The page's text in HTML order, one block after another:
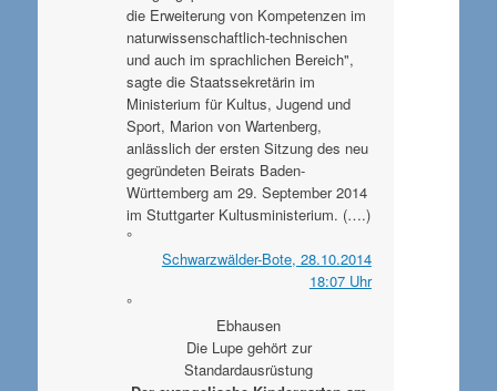
die Erweiterung von Kompetenzen im
naturwissenschaftlich-technischen
und auch im sprachlichen Bereich",
sagte die Staatssekretärin im
Ministerium für Kultus, Jugend und
Sport, Marion von Wartenberg,
anlässlich der ersten Sitzung des neu
gegründeten Beirats Baden-
Württemberg am 29. September 2014
im Stuttgarter Kultusministerium. (….)
°
Schwarzwälder-Bote, 28.10.2014
18:07 Uhr
°
Ebhausen
Die Lupe gehört zur
Standardausrüstung